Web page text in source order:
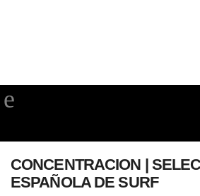
CONCENTRACION |
ESPAÑOLA DE SURF